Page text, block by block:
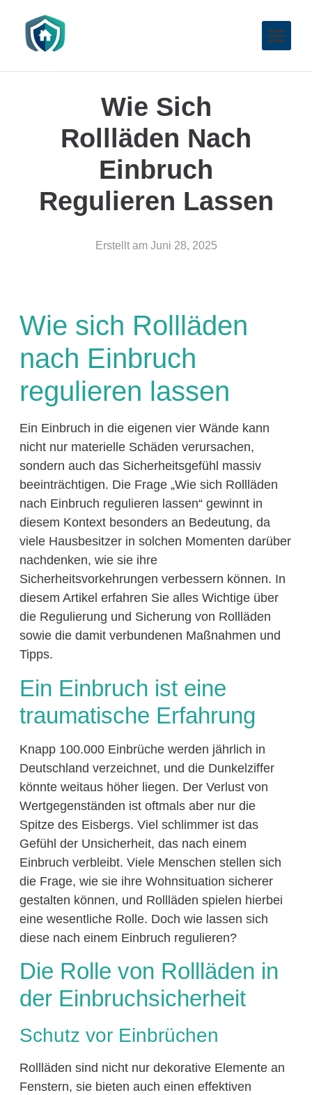
Wie Sich
Rollläden Nach
Einbruch
Regulieren Lassen
Erstellt am Juni 28, 2025
Wie sich Rollläden
nach Einbruch
regulieren lassen
Ein Einbruch in die eigenen vier Wände kann
nicht nur materielle Schäden verursachen,
sondern auch das Sicherheitsgefühl massiv
beeinträchtigen. Die Frage „Wie sich Rollläden
nach Einbruch regulieren lassen“ gewinnt in
diesem Kontext besonders an Bedeutung, da
viele Hausbesitzer in solchen Momenten darüber
nachdenken, wie sie ihre
Sicherheitsvorkehrungen verbessern können. In
diesem Artikel erfahren Sie alles Wichtige über
die Regulierung und Sicherung von Rollläden
sowie die damit verbundenen Maßnahmen und
Tipps.
Ein Einbruch ist eine
traumatische Erfahrung
Knapp 100.000 Einbrüche werden jährlich in
Deutschland verzeichnet, und die Dunkelziffer
könnte weitaus höher liegen. Der Verlust von
Wertgegenständen ist oftmals aber nur die
Spitze des Eisbergs. Viel schlimmer ist das
Gefühl der Unsicherheit, das nach einem
Einbruch verbleibt. Viele Menschen stellen sich
die Frage, wie sie ihre Wohnsituation sicherer
gestalten können, und Rollläden spielen hierbei
eine wesentliche Rolle. Doch wie lassen sich
diese nach einem Einbruch regulieren?
Die Rolle von Rollläden in
der Einbruchsicherheit
Schutz vor Einbrüchen
Rollläden sind nicht nur dekorative Elemente an
Fenstern, sie bieten auch einen effektiven